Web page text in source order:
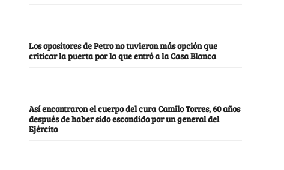
Los opositores de Petro no tuvieron más opción que
criticar la puerta por la que entró a la Casa Blanca
Así encontraron el cuerpo del cura Camilo Torres, 60 años
después de haber sido escondido por un general del
Ejército